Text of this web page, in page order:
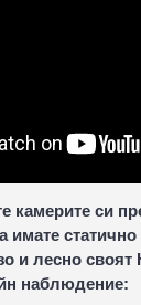
камерите си
имате
и лесно своят
наблюдение: